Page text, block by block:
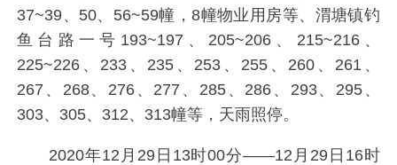
37~39、50、56~59幢，8幢物业用房等、渭塘镇钓
鱼台路一号193~197、205~206、215~216、
225~226、233、235、253、255、260、261、
267、268、276、277、285、286、293、295、
303、305、312、313幢等，天雨照停。
2020年12月29日13时00分——12月29日16时